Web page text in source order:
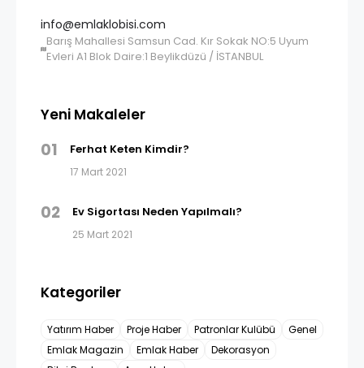
info@emlaklobisi.com
Barış Mahallesi Samsun Cad. Kır Sokak NO:5 Uyum
Evleri A1 Blok Daire:1 Beylikdüzü / İSTANBUL
Yeni Makaleler
01 Ferhat Keten Kimdir?
17 Mart 2021
02 Ev Sigortası Neden Yapılmalı?
25 Mart 2021
Kategoriler
Yatırım Haber Proje Haber Patronlar Kulübü
Genel
Emlak Magazin
Emlak Haber
Dekorasyon